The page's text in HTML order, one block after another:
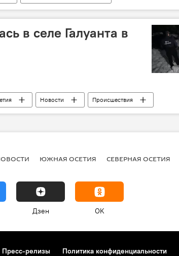
в селе Галуанта в
Новости Происшествия
ЮЖНАЯ ОСЕТИЯ СЕВЕРНАЯ ОСЕТИЯ
Дзен OK
Пресс-релизы Политика конфиденциальности